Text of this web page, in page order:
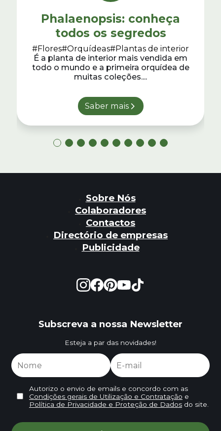
Phalaenopsis: conheça
todos os segredos
#Flores#Orquídeas#Plantas de interior
É a planta de interior mais vendida em
todo o mundo e a primeira orquídea de
muitas coleções....
Saber mais
Sobre Nós
Colaboradores
Contactos
Directório de empresas
Publicidade
Subscreva a nossa Newsletter
Esteja a par das novidades!
Autorizo o envio de emails e concordo com as
Condições gerais de Utilização e Contratação e
Política de Privacidade e Proteção de Dadosdo site.